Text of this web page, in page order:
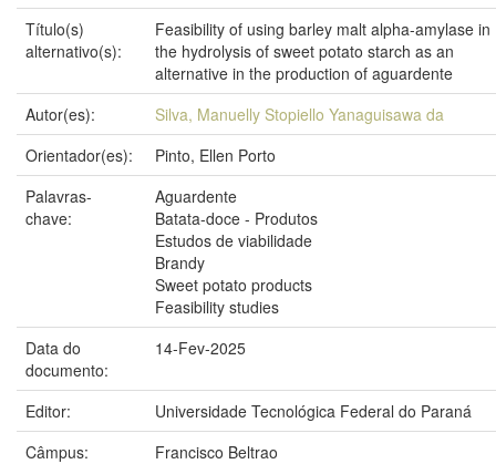
Título(s)
alternativo(s):
Feasibility of using barley malt alpha-amylase in
the hydrolysis of sweet potato starch as an
alternative in the production of aguardente
Autor(es):
Silva, Manuelly Stopiello Yanaguisawa da
Orientador(es):
Pinto, Ellen Porto
Palavras-
chave:
Aguardente
Batata-doce - Produtos
Estudos de viabilidade
Brandy
Sweet potato products
Feasibility studies
Data do
documento:
14-Fev-2025
Editor:
Universidade Tecnológica Federal do Paraná
Câmpus:
Francisco Beltrao